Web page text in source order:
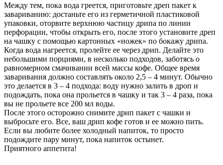
Между тем, пока вода греется, приготовьте дреп пакет к
завариванию: достаньте его из герметичной пластиковой
упаковки, оторвите верхнюю частицу дрипа по линии
перфорации, чтобы открыть его, после этого установите дреп
на чашку с помощью картонных «ножек» по бокажу дрипа.
Когда вода нагреется, пролейте ее через дрип. Делайте это
небольшими порциями, в несколько подходов, заботясь о
равномерном смачивании всей массы кофе. Общее время
заваривания должно составлять около 2,5 – 4 минут. Обычно
это делается в 3 – 4 подхода: воду нужно залить в дроп и
подождать, пока она прольется в чашку и так 3 – 4 раза, пока
вы не прольете все 200 мл воды.
После этого осторожно снимите дрип пакет с чашки и
выбросьте его. Все, ваш дрип кофе готов и ее можно пить.
Если вы любите более холодный напиток, то просто
подождите пару минут, пока напиток остынет.
Приятного аппетита!